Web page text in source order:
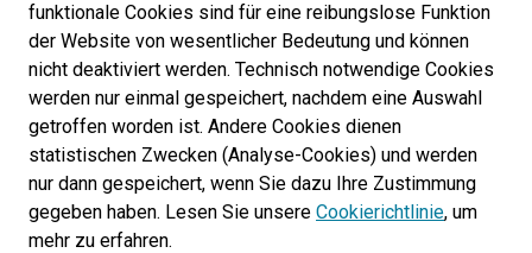
funktionale Cookies sind für eine reibungslose Funktion
der Website von wesentlicher Bedeutung und können
nicht deaktiviert werden. Technisch notwendige Cookies
werden nur einmal gespeichert, nachdem eine Auswahl
getroffen worden ist. Andere Cookies dienen
statistischen Zwecken (Analyse-Cookies) und werden
nur dann gespeichert, wenn Sie dazu Ihre Zustimmung
gegeben haben. Lesen Sie unsere Cookierichtlinie, um
mehr zu erfahren.
Belgische Armee
Machen Sie mit
Folgen Sie uns
War Heritage Institute
Belgium, Battlefield of Europe